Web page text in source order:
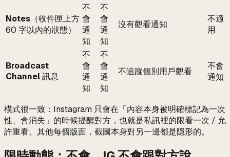
Notes （收件匣上方
60 字以內的狀態）
不
會
通
知
不
會
通
知
沒有觀看通知
不適
用
Broadcast
Channel訊息
不
會
通
知
不
會
通
知
不追蹤個別用戶觀看
不會
通知
模式很一致：Instagram 只會在「內容本身被明確標記為一次
性、會消失」的時候提醒對方，也就是私訊裡的限看一次 / 允
許重看。其他每個版面，截圖本身對另一邊都是隱形的。